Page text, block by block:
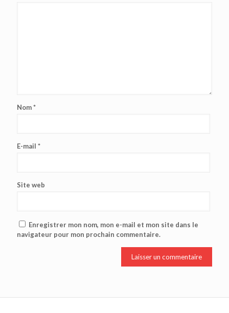
Nom*
E-mail *
Site web
Enregistrer mon nom, mon e-mail et mon site dans le
navigateur pour mon prochain commentaire.